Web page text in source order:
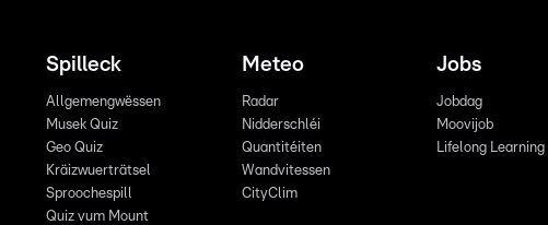
Spilleck
Allgemengwëssen
Musek Quiz
Geo Quiz
Kräizwuerträtsel
Sproochespill
Quiz vum Mount
Meteo
Radar
Nidderschléi
Quantitéiten
Wandvitessen
CityClim
Jobs
Jobdag
Moovijob
Lifelong Learning